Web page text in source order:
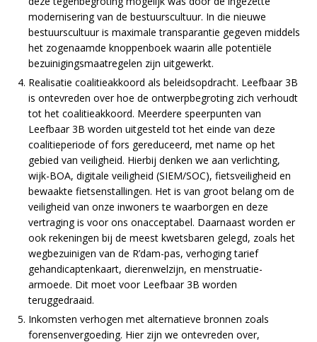
modernisering van de bestuurscultuur. In die nieuwe
bestuurscultuur is maximale transparantie gegeven middels
het zogenaamde knoppenboek waarin alle potentiële
bezuinigingsmaatregelen zijn uitgewerkt.
Realisatie coalitieakkoord als beleidsopdracht. Leefbaar 3B
is ontevreden over hoe de ontwerpbegroting zich verhoudt
tot het coalitieakkoord. Meerdere speerpunten van
Leefbaar 3B worden uitgesteld tot het einde van deze
coalitieperiode of fors gereduceerd, met name op het
gebied van veiligheid. Hierbij denken we aan verlichting,
wijk-BOA, digitale veiligheid (SIEM/SOC), fietsveiligheid en
bewaakte fietsenstallingen. Het is van groot belang om de
veiligheid van onze inwoners te waarborgen en deze
vertraging is voor ons onacceptabel. Daarnaast worden er
ook rekeningen bij de meest kwetsbaren gelegd, zoals het
wegbezuinigen van de R’dam-pas, verhoging tarief
gehandicaptenkaart, dierenwelzijn, en menstruatie-
armoede. Dit moet voor Leefbaar 3B worden
teruggedraaid.
Inkomsten verhogen met alternatieve bronnen zoals
forensenvergoeding. Hier zijn we ontevreden over,